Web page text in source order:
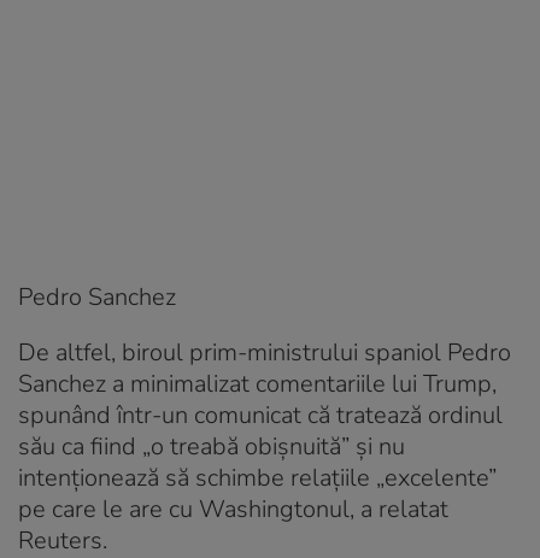
Pedro Sanchez
De altfel, biroul prim-ministrului spaniol Pedro
Sanchez a minimalizat comentariile lui Trump,
spunând într-un comunicat că tratează ordinul
său ca fiind „o treabă obișnuită” și nu
intenționează să schimbe relațiile „excelente”
pe care le are cu Washingtonul, a relatat
Reuters.